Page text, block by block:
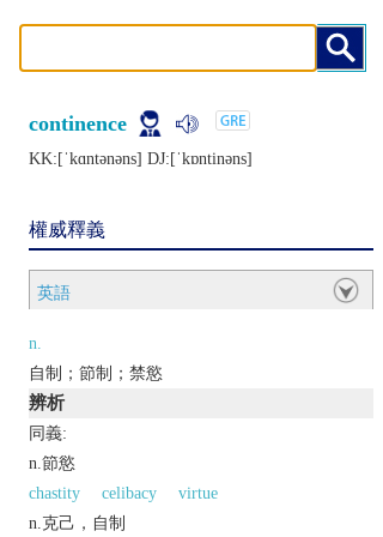
continence
KK:[ˈkɑntǝnǝns] DJ:[ˈkɒntinǝns]
權威釋義
英語
n.
自制；節制；禁慾
辨析
同義:
n.節慾
chastity
celibacy
virtue
n.克己，自制